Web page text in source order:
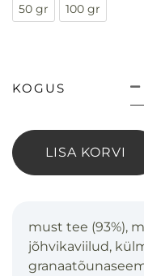
50 gr
100 gr
LISA KORVI
must tee (93%),
jõhvikaviilud,